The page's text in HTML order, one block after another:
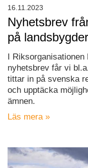
Nyhetsbrev
på
I
nyhetsbrev får vi
tittar in på svenska
och upptäcka
ämnen.
Läs mera »
16.11.2023